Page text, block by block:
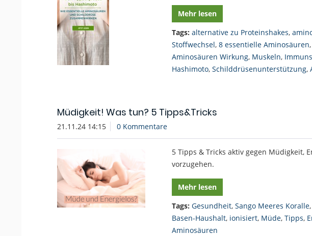
Mehr lesen
Tags: alternative zu Proteinshakes,
Stoffwechsel, 8 essentielle Aminosäuren,
Aminosäuren Wirkung, Muskeln,
Hashimoto, Schilddrüsenunterstützung,
Müdigkeit! Was tun? 5 Tipps&Tricks
21.11.24 14:15 0 Kommentare
5 Tipps & Tricks aktiv gegen Müdigkeit,
vorzugehen.
Mehr lesen
Tags: Gesundheit, Sango Meeres Koralle,
Basen-Haushalt, ionisiert, Müde, Tipps,
Aminosäuren